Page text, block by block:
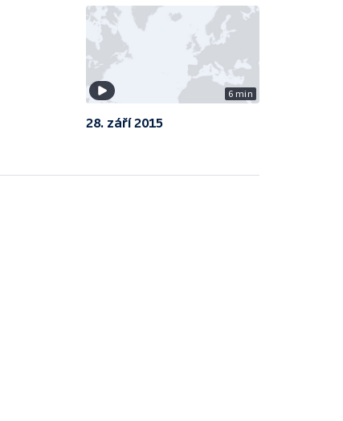
6 min
28. září 2015